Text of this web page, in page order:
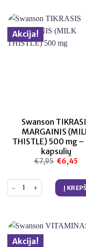
Akcija!
Swanson
MARGAINIS
THISTLE) 500 mg –
kapsulių
€7,95 Original
price
€7,95.
€6,45
produkto kiekis: Į
Akcija!